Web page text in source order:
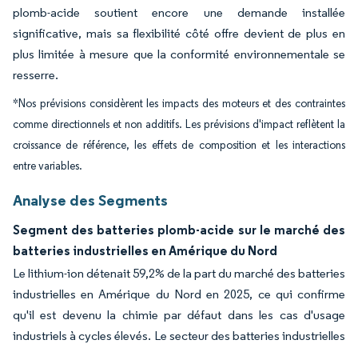
plomb-acide soutient encore une demande installée
significative, mais sa flexibilité côté offre devient de plus en
plus limitée à mesure que la conformité environnementale se
resserre.
*Nos prévisions considèrent les impacts des moteurs et des contraintes
comme directionnels et non additifs. Les prévisions d'impact reflètent la
croissance de référence, les effets de composition et les interactions
entre variables.
Analyse des Segments
Segment des batteries plomb-acide sur le marché des
batteries industrielles en Amérique du Nord
Le lithium-ion détenait 59,2% de la part du marché des batteries
industrielles en Amérique du Nord en 2025, ce qui confirme
qu'il est devenu la chimie par défaut dans les cas d'usage
industriels à cycles élevés. Le secteur des batteries industrielles